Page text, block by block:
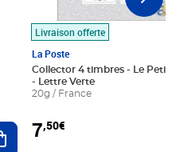
Ajouter au panier
Livraison offerte
La Poste
Collector 4 timbres - Le Petit
- Lettre Verte
20g / France
7,50€